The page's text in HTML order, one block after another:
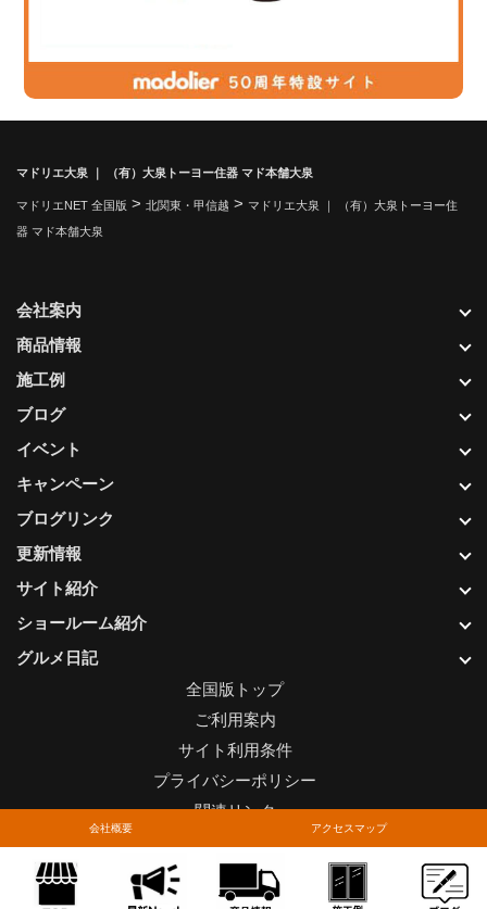
会社概要 アクセスマップ
マドリエ大泉 ｜ （有）大泉トーヨー住器 マド本舗大泉
マドリエNET 全国版 > 北関東・甲信越 > マドリエ大泉 ｜ （有）大泉トーヨー住
器 マド本舗大泉
更新情報
サイト紹介
ショールーム紹介
グルメ日記
会社案内
商品情報
施工例
ブログ
イベント
キャンペーン
ブログリンク
全国版トップ
ご利用案内
サイト利用条件
プライバシーポリシー
関連リンク
Copyright © LIXIL FRANCHISE CHAIN. All rights reserved.